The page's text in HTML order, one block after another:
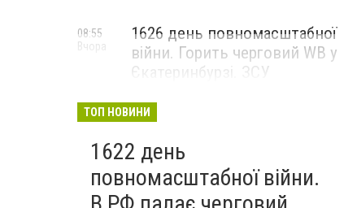
1626 день повномасштабної
війни. Горить черговий WB у
Єкатеринбурзі. ЗСУ
Маріуполі
08:55
Вчора
ТОП НОВИНИ
1622 день
повномасштабної війни.